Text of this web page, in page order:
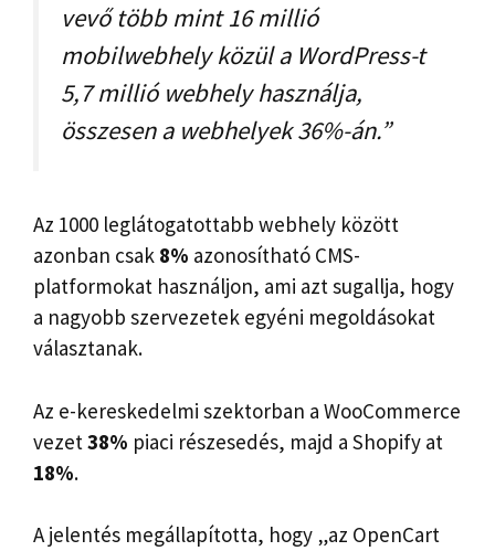
vevő több mint 16 millió
mobilwebhely közül a WordPress-t
5,7 millió webhely használja,
összesen a webhelyek 36%-án.”
Az 1000 leglátogatottabb webhely között
azonban csak 8% azonosítható CMS-
platformokat használjon, ami azt sugallja, hogy
a nagyobb szervezetek egyéni megoldásokat
választanak.
Az e-kereskedelmi szektorban a WooCommerce
vezet 38% piaci részesedés, majd a Shopify at
18%.
A jelentés megállapította, hogy „az OpenCart